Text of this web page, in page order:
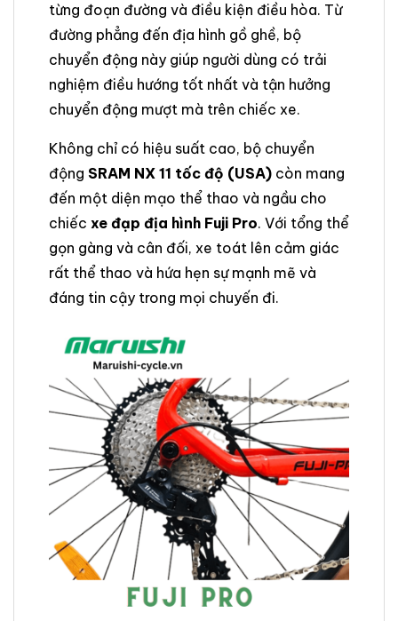
từng đoạn đường và điều kiện điều hòa. Từ
đường phẳng đến địa hình gồ ghề, bộ
chuyển động này giúp người dùng có trải
nghiệm điều hướng tốt nhất và tận hưởng
chuyển động mượt mà trên chiếc xe.
Không chỉ có hiệu suất cao, bộ chuyển
động SRAM NX 11 tốc độ (USA) còn mang
đến một diện mạo thể thao và ngầu cho
chiếc xe đạp địa hình Fuji Pro. Với tổng thể
gọn gàng và cân đối, xe toát lên cảm giác
rất thể thao và hứa hẹn sự mạnh mẽ và
đáng tin cậy trong mọi chuyến đi.